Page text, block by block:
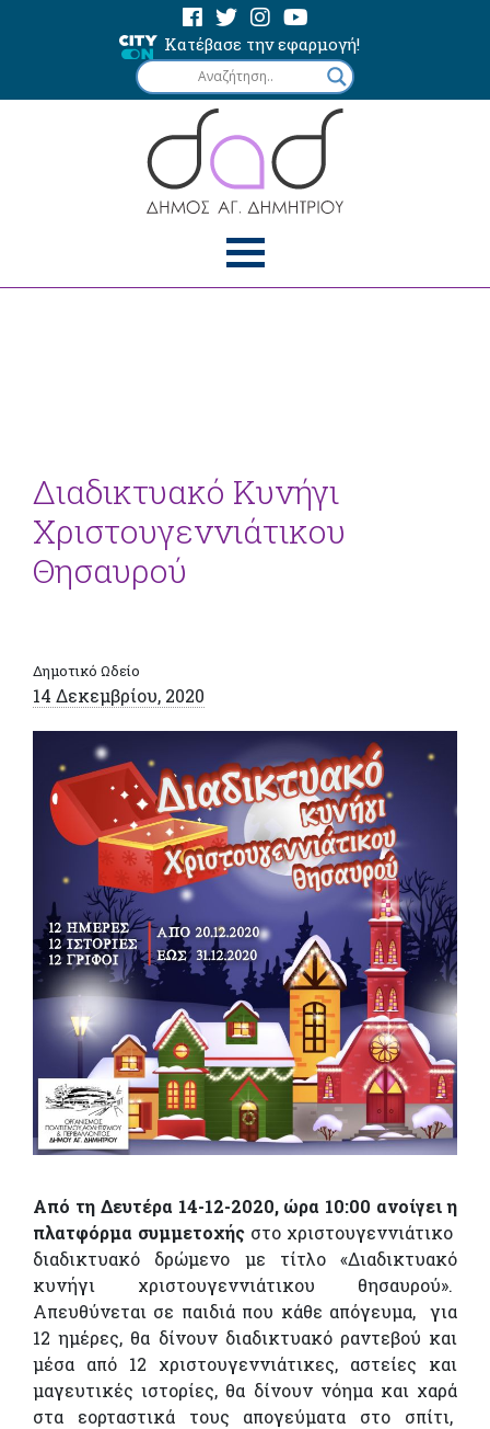
Κατέβασε την εφαρμογή!
Διαδικτυακό Κυνήγι
Χριστουγεννιάτικου
Θησαυρού
Δημοτικό Ωδείο
14 Δεκεμβρίου, 2020
Από τη Δευτέρα 14-12-2020, ώρα 10:00 ανοίγει η
πλατφόρμα συμμετοχής στο χριστουγεννιάτικο
διαδικτυακό δρώμενο με τίτλο «Διαδικτυακό
κυνήγι χριστουγεννιάτικου θησαυρού».
Απευθύνεται σε παιδιά που κάθε απόγευμα, για
12 ημέρες, θα δίνουν διαδικτυακό ραντεβού και
μέσα από 12 χριστουγεννιάτικες, αστείες και
μαγευτικές ιστορίες, θα δίνουν νόημα και χαρά
στα εορταστικά τους απογεύματα στο σπίτι,